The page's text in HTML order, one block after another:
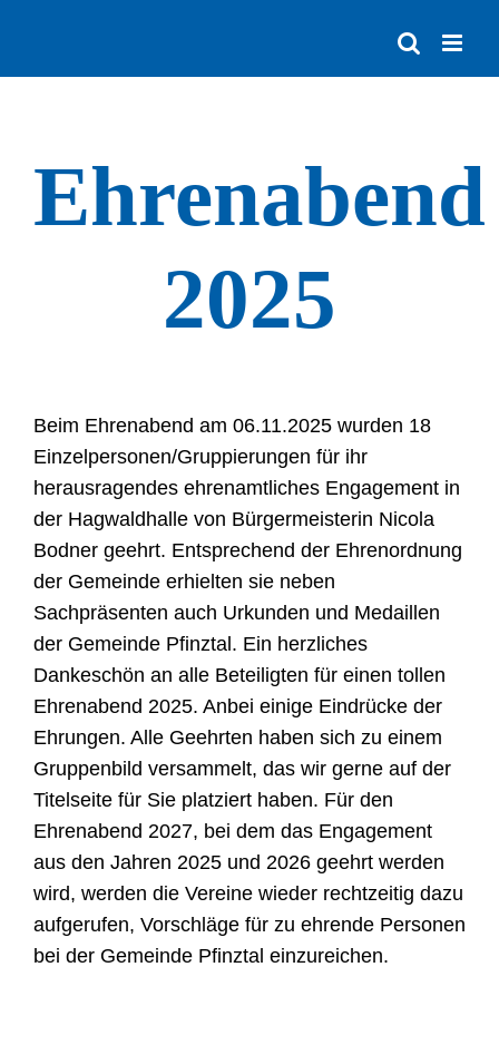
springen
Ehrenabend
2025
Beim Ehrenabend am 06.11.2025 wurden 18
Einzelpersonen/Gruppierungen für ihr
herausragendes ehrenamtliches Engagement in
der Hagwaldhalle von Bürgermeisterin Nicola
Bodner geehrt. Entsprechend der Ehrenordnung
der Gemeinde erhielten sie neben
Sachpräsenten auch Urkunden und Medaillen
der Gemeinde Pfinztal. Ein herzliches
Dankeschön an alle Beteiligten für einen tollen
Ehrenabend 2025. Anbei einige Eindrücke der
Ehrungen. Alle Geehrten haben sich zu einem
Gruppenbild versammelt, das wir gerne auf der
Titelseite für Sie platziert haben. Für den
Ehrenabend 2027, bei dem das Engagement
aus den Jahren 2025 und 2026 geehrt werden
wird, werden die Vereine wieder rechtzeitig dazu
aufgerufen, Vorschläge für zu ehrende Personen
bei der Gemeinde Pfinztal einzureichen.